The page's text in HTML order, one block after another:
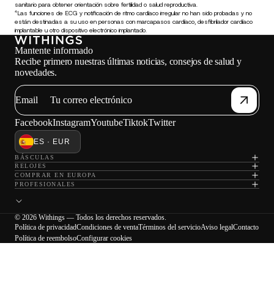
sanitario para obtener orientación sobre fertilidad o salud reproductiva.
⁴Las funciones de ECG y notificación de ritmo cardíaco irregular no han sido probadas y no
están destinadas a su uso en personas con marcapasos cardíaco, desfibrilador cardíaco
implantable u otro dispositivo electrónico implantado.
Mantente informado
Recibe primero nuestras últimas noticias, consejos de salud y
novedades.
Email
FacebookInstagramYoutubeTiktokTwitter
ES · EUR
BÁSCULAS
RELOJES
COMPRAR EN EUROPA
PROFESIONALES
© 2026 Withings — Todos los derechos reservados.
Política de privacidadCondiciones de ventaTérminos del servicioAviso legalContacto
Política de reembolsoConfigurar cookies